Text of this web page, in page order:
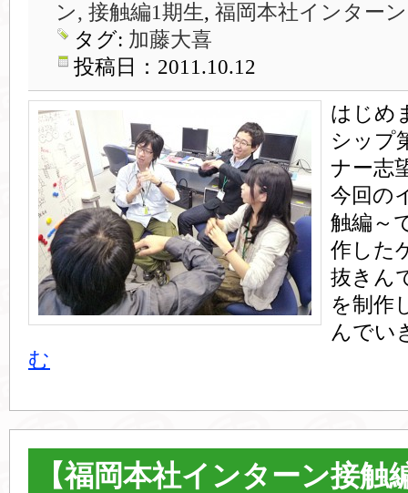
ン, 接触編1期生, 福岡本社インターン
タグ: 加藤大喜
投稿日：2011.10.12
はじめ
シップ
ナー志
今回の
触編～
作した
抜きん
を制作
んでい
む
【福岡本社インターン接触